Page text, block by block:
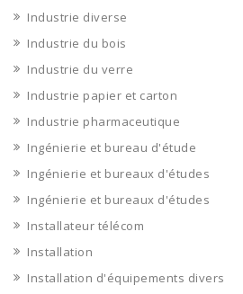
Industrie diverse
Industrie du bois
Industrie du verre
Industrie papier et carton
Industrie pharmaceutique
Ingénierie et bureau d'étude
Ingénierie et bureaux d'études
Ingénierie et bureaux d'études
Installateur télécom
Installation
Installation d'équipements divers